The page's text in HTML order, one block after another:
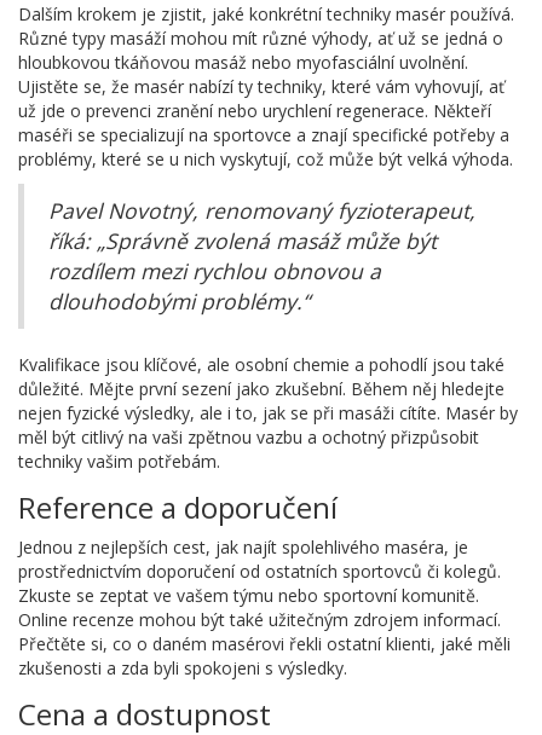
Dalším krokem je zjistit, jaké konkrétní techniky masér používá.
Různé typy masáží mohou mít různé výhody, ať už se jedná o
hloubkovou tkáňovou masáž nebo myofasciální uvolnění.
Ujistěte se, že masér nabízí ty techniky, které vám vyhovují, ať
už jde o prevenci zranění nebo urychlení regenerace. Někteří
maséři se specializují na sportovce a znají specifické potřeby a
problémy, které se u nich vyskytují, což může být velká výhoda.
Pavel Novotný, renomovaný fyzioterapeut,
říká: „Správně zvolená masáž může být
rozdílem mezi rychlou obnovou a
dlouhodobými problémy.“
Kvalifikace jsou klíčové, ale osobní chemie a pohodlí jsou také
důležité. Mějte první sezení jako zkušební. Během něj hledejte
nejen fyzické výsledky, ale i to, jak se při masáži cítíte. Masér by
měl být citlivý na vaši zpětnou vazbu a ochotný přizpůsobit
techniky vašim potřebám.
Reference a doporučení
Jednou z nejlepších cest, jak najít spolehlivého maséra, je
prostřednictvím doporučení od ostatních sportovců či kolegů.
Zkuste se zeptat ve vašem týmu nebo sportovní komunitě.
Online recenze mohou být také užitečným zdrojem informací.
Přečtěte si, co o daném masérovi řekli ostatní klienti, jaké měli
zkušenosti a zda byli spokojeni s výsledky.
Cena a dostupnost